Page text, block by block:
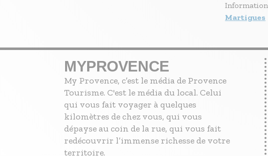
Martigues
MYPROVENCE
My Provence, c’est le média de Provence
Tourisme. C'est le média du local. Celui
qui vous fait voyager à quelques
kilomètres de chez vous, qui vous
dépayse au coin de la rue, qui vous fait
redécouvrir l’immense richesse de votre
territoire.